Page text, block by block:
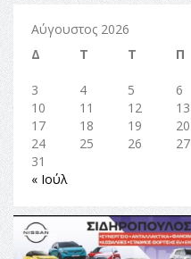
Αύγουστος 2026
Δ
Τ Τ Π
3
4 5 6
10
11 12 13
17
18 19 20
24
25 26 27
31
« Ιούλ